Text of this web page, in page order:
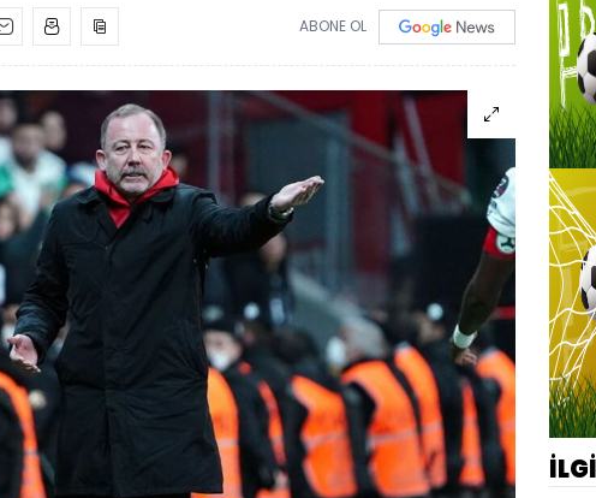
ABONE OL